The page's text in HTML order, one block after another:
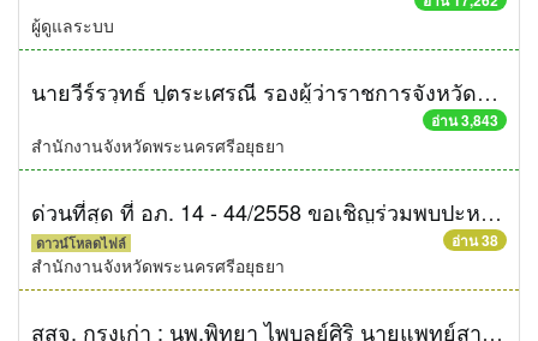
ผู้ดูแลระบบ
นายวีร์รวุทธ์ ปุตระเศรณี รองผู้ว่าราชการจังหวัดพระนครศรีอยุธยา ร่วมประชุมรับการตรวจราชการของผู้ตรวจราชการกระทรวงมหาดไทย เขต 1และเขต 3 (นายพิเชษฐ ไพบูลย์ศิริ)
อ่าน 3,843
สำนักงานจังหวัดพระนครศรีอยุธยา
ด่วนที่สุด ที่ อภ. 14 - 44/2558 ขอเชิญร่วมพบปะหารือกับผู้ว่าราชการจังหวัด "สภากาแฟ" แบบไม่เป็นทางการ
ดาวน์โหลดไฟล์ อ่าน 38
สำนักงานจังหวัดพระนครศรีอยุธยา
สสจ. กรุงเก่า : นพ.พิทยา ไพบูลย์ศิริ นายแพทย์สาธารณสุขจังหวัดพระนครศรีอยุธยา พร้อมเจ้าหน้าที่ในสังกัดสำนักงานสาธารณสุขจังหวัดพระนครศรีอยุธยา ให้การต้อนรับ นาย อภิชาติ โตดิลกเวชช์ ผู้ว่าราชการจังหวัดพระนครศรีอยุธยา และ นางสมทรง พันธ์เจริญวรกุล นายกองค์การบริหารส่วนจังหวัดพระนครศรีอยุธยา ในโอกาสเดินทางมาเป็นประธานเปิด งานวันเชิดชูเกียรติอาสาสมัครสาธารณสุขประจำหมู่บ้าน ภายใต้โครงการพัฒนาศักยภาพอาสาสมัครสาธารรสุขประจำหมู่บ้าน (อสม.) โดยมี อสม.ทั้ง 16 อำเภอ เข้าร่วมงาน จำนวน 2,000 คน ณ หอประชุมสนามกีฬากลางจังหวัดพระนครศรีอยุธยา